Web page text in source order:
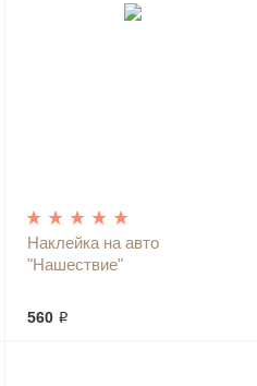
Наклейка на авто
"Нашествие"
560 ₽